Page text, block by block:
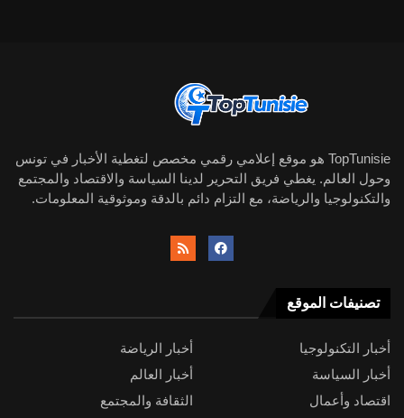
TopTunisie هو موقع إعلامي رقمي مخصص لتغطية الأخبار في تونس
وحول العالم. يغطي فريق التحرير لدينا السياسة والاقتصاد والمجتمع
والتكنولوجيا والرياضة، مع التزام دائم بالدقة وموثوقية المعلومات.
تصنيفات الموقع
أخبار التكنولوجيا
أخبار الرياضة
أخبار السياسة
أخبار العالم
اقتصاد وأعمال
الثقافة والمجتمع